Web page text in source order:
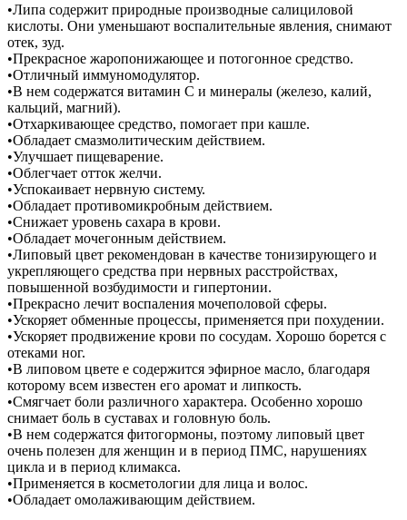
•Липа содержит природные производные салициловой
кислоты. Они уменьшают воспалительные явления, снимают
отек, зуд.
•Прекрасное жаропонижающее и потогонное средство.
•Отличный иммуномодулятор.
•В нем содержатся витамин С и минералы (железо, калий,
кальций, магний).
•Отхаркивающее средство, помогает при кашле.
•Обладает смазмолитическим действием.
•Улучшает пищеварение.
•Облегчает отток желчи.
•Успокаивает нервную систему.
•Обладает противомикробным действием.
•Снижает уровень сахара в крови.
•Обладает мочегонным действием.
•Липовый цвет рекомендован в качестве тонизирующего и
укрепляющего средства при нервных расстройствах,
повышенной возбудимости и гипертонии.
•Прекрасно лечит воспаления мочеполовой сферы.
•Ускоряет обменные процессы, применяется при похудении.
•Ускоряет продвижение крови по сосудам. Хорошо борется с
отеками ног.
•В липовом цвете е содержится эфирное масло, благодаря
которому всем известен его аромат и липкость.
•Смягчает боли различного характера. Особенно хорошо
снимает боль в суставах и головную боль.
•В нем содержатся фитогормоны, поэтому липовый цвет
очень полезен для женщин и в период ПМС, нарушениях
цикла и в период климакса.
•Применяется в косметологии для лица и волос.
•Обладает омолаживающим действием.